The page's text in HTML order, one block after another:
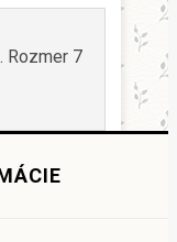
Rozmer 7